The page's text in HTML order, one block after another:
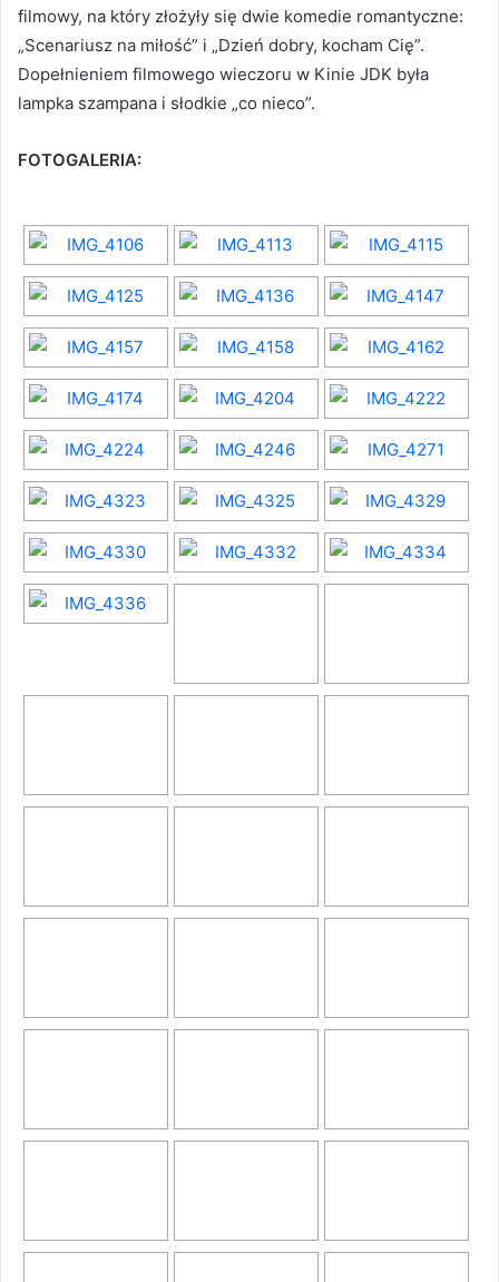
filmowy, na który złożyły się dwie komedie romantyczne:
„Scenariusz na miłość” i „Dzień dobry, kocham Cię”.
Dopełnieniem filmowego wieczoru w Kinie JDK była
lampka szampana i słodkie „co nieco”.
FOTOGALERIA: